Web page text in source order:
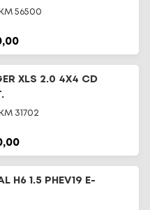
KM 56500
XLS 2.0 4X4 CD
KM 31702
H6 1.5 PHEV19 E-